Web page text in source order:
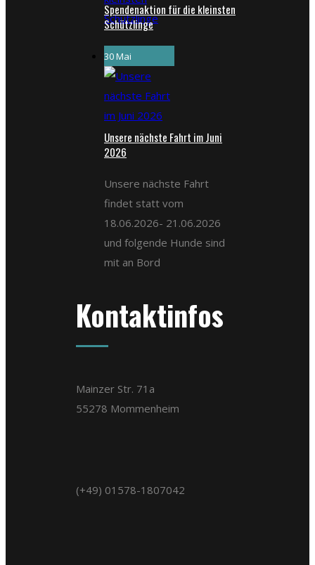
Spendenaktion für die kleinsten
Schützlinge
30 Mai
Unsere nächste Fahrt im Juni
2026
Unsere nächste Fahrt
findet statt vom
18.06.2026- 21.06.2026
und folgende Hunde sind
mit an Bord
Kontaktinfos
Mainzer Str. 71a
55278 Mommenheim
(+49) 01578-1807042